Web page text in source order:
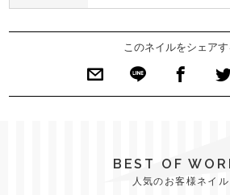
このネイルをシェアす
BEST OF
人気のお客様ネイル